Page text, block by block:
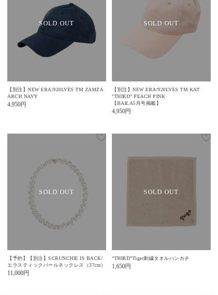
SOLD OUT
【別注】NEW ERA/920LVES TM ZAMZA
ARCH NAVY
4,950円
SOLD OUT
【別注】NEW ERA/920LVES TM KAT
"THIRD" PEACH PINK
【BAILA5月号掲載】
4,950円
SOLD OUT
【予約】【別注】SCRUNCHIE IS BACK/
エラスティックパールネックレス（37cm）
11,000円
SOLD OUT
”THIRD”Tiger刺繍タオルハンカチ
1,650円